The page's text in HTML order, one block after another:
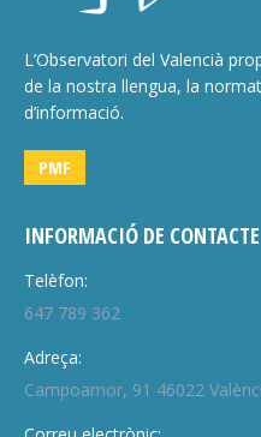
L’Observatori del Valencià
de la nostra llengua, la
d’informació.
PMF
INFORMACIÓ DE CONTACTE
Telèfon:
647 789 362
Adreça:
Campoamor, 91 46022